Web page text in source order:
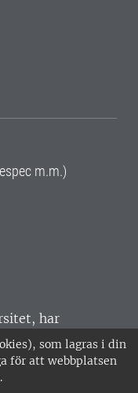
som lagras i din
för att webbplatsen
m.m.)
har
Huvudorter är
är
•